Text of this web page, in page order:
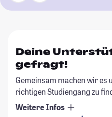
Deine
gefragt!
Gemeinsam machen wir es
richtigen Studiengang zu
Weitere Infos